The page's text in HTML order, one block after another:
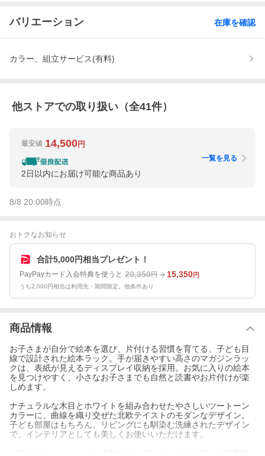
バリエーション 在庫を確認
カラー、組立サービス(有料)
他ストアでの取り扱い（全41件）
最安値 14,500円
2日以内にお届け可能な商品あり
一覧を見る
8/8 20:00時点
おトクなお知らせ
合計5,000円相当プレゼント！
PayPayカード入会特典を使うと 20,350円 15,350円
うち2,000円相当は利用先・期間限定。他条件あり
商品情報
お子さまが自分で絵本を選び、片付ける習慣を育てる、子ども目
線で設計された絵本ラック。手が届きやすい高さのマガジンラッ
クは、表紙が見えるディスプレイ収納を採用。お気に入りの絵本
を見つけやすく、小さなお子さまでも自然と読書やお片付けが楽
しめます。
ナチュラルな木目とホワイトを組み合わせたやさしいツートーン
カラーに、曲線を織り交ぜた北欧テイストのモダンなデザイン。
子ども部屋はもちろん、リビングにも馴染む洗練されたデザイン
で、インテリアとしても美しくお使いいただけます。